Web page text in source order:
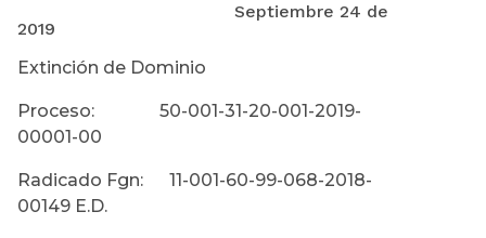
Septiembre 24 de
2019
Extinción de Dominio
Proceso: 50-001-31-20-001-2019-
00001-00
Radicado Fgn: 11-001-60-99-068-2018-
00149 E.D.